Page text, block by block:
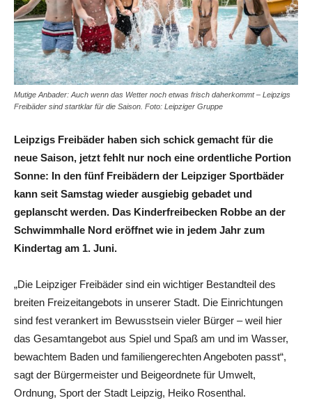
Mutige Anbader: Auch wenn das Wetter noch etwas frisch daherkommt – Leipzigs
Freibäder sind startklar für die Saison. Foto: Leipziger Gruppe
Leipzigs Freibäder haben sich schick gemacht für die
neue Saison, jetzt fehlt nur noch eine ordentliche Portion
Sonne: In den fünf Freibädern der Leipziger Sportbäder
kann seit Samstag wieder ausgiebig gebadet und
geplanscht werden. Das Kinderfreibecken Robbe an der
Schwimmhalle Nord eröffnet wie in jedem Jahr zum
Kindertag am 1. Juni.
„Die Leipziger Freibäder sind ein wichtiger Bestandteil des
breiten Freizeitangebots in unserer Stadt. Die Einrichtungen
sind fest verankert im Bewusstsein vieler Bürger – weil hier
das Gesamtangebot aus Spiel und Spaß am und im Wasser,
bewachtem Baden und familiengerechten Angeboten passt“,
sagt der Bürgermeister und Beigeordnete für Umwelt,
Ordnung, Sport der Stadt Leipzig, Heiko Rosenthal.